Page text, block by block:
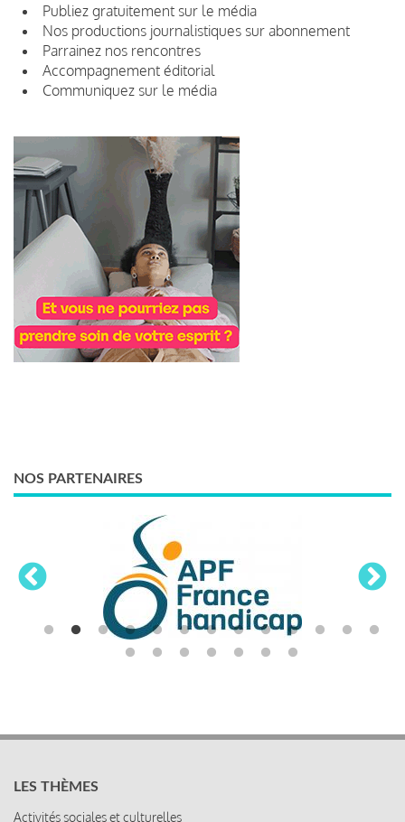
Publiez gratuitement sur le média
Nos productions journalistiques sur abonnement
Parrainez nos rencontres
Accompagnement éditorial
Communiquez sur le média
NOS PARTENAIRES
LES THÈMES
Activités sociales et culturelles